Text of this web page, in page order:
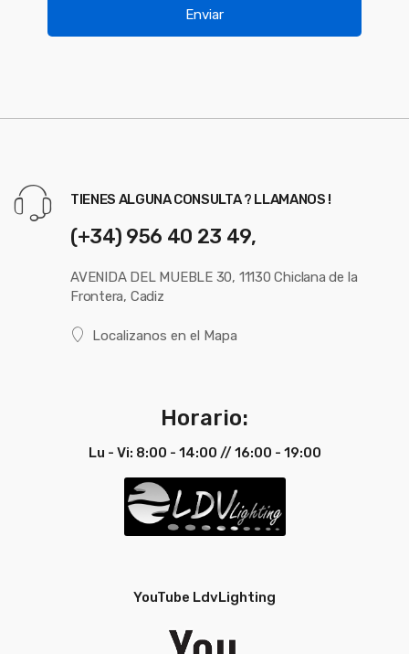
Enviar
TIENES ALGUNA CONSULTA ? LLAMANOS !
(+34) 956 40 23 49,
AVENIDA DEL MUEBLE 30, 11130 Chiclana de la
Frontera, Cadiz
Localizanos en el Mapa
Horario:
Lu - Vi: 8:00 - 14:00 // 16:00 - 19:00
YouTube LdvLighting